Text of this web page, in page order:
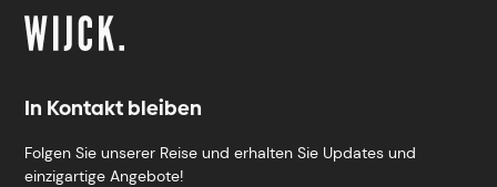
In Kontakt bleiben
Folgen Sie unserer Reise und erhalten Sie Updates und
einzigartige Angebote!